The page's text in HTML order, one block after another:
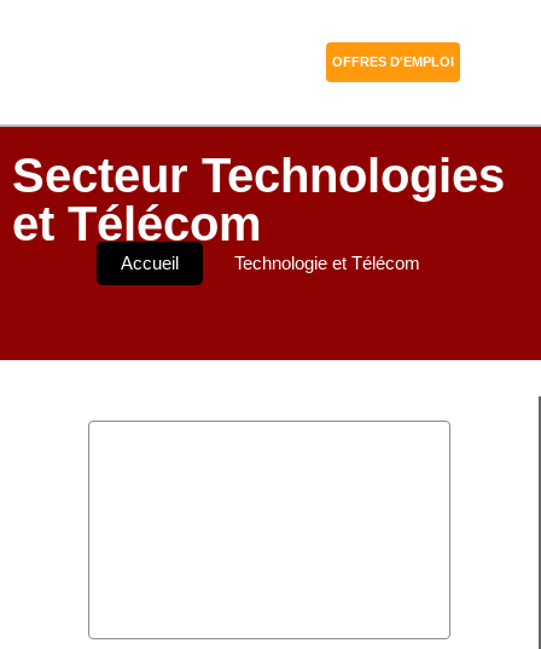
OFFRES D'EMPLOI
Secteur Technologies
et Télécom
Accueil Technologie et Télécom